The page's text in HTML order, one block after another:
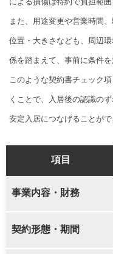
また、用途変更や営業時間
位置・大きさなども、周辺
係を踏まえて、事前に条件
このような契約書チェック
くことで、入居後の認識の
安定入居につなげることがで
項目
事業内容・財務
契約形態・期間